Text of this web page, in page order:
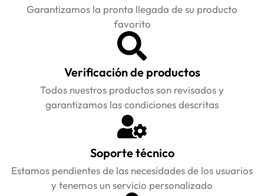
Garantizamos la pronta llegada de su producto
favorito
Verificación de productos
Todos nuestros productos son revisados y
garantizamos las condiciones descritas
Soporte técnico
Estamos pendientes de las necesidades de los usuarios
y tenemos un servicio personalizado